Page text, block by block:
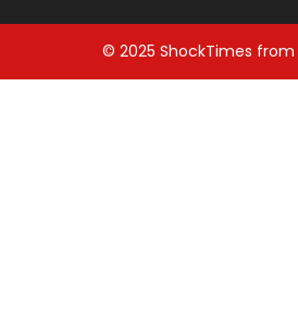
© 2025 ShockTimes from